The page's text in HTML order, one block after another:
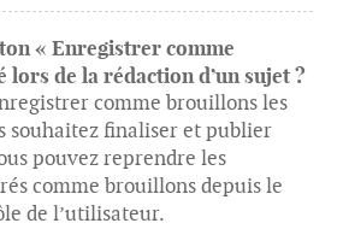
« Enregistrer comme
de la rédaction d’un sujet ?
comme brouillons les
souhaitez finaliser et publier
pouvez reprendre les
comme brouillons depuis le
de l’utilisateur.